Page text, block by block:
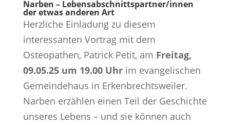
Narben – Lebensabschnittspartner/innen
der etwas anderen Art
Herzliche Einladung zu diesem
interessanten Vortrag mit dem
Osteopathen, Patrick Petit, am Freitag,
09.05.25 um 19.00 Uhrim evangelischen
Gemeindehaus in Erkenbrechtsweiler.
Narben erzählen einen Teil der Geschichte
unseres Lebens – und sie können auch